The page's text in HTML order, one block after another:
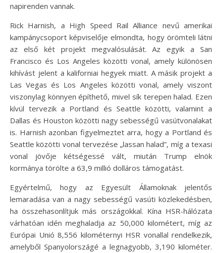
napirenden vannak.
Rick Harnish, a High Speed Rail Alliance nevű amerikai
kampánycsoport képviselője elmondta, hogy örömteli látni
az első két projekt megvalósulását. Az egyik a San
Francisco és Los Angeles közötti vonal, amely különösen
kihívást jelent a kaliforniai hegyek miatt. A másik projekt a
Las Vegas és Los Angeles közötti vonal, amely viszont
viszonylag könnyen építhető, mivel sík terepen halad. Ezen
kívül tervezik a Portland és Seattle közötti, valamint a
Dallas és Houston közötti nagy sebességű vasútvonalakat
is. Harnish azonban figyelmeztet arra, hogy a Portland és
Seattle közötti vonal tervezése „lassan halad”, míg a texasi
vonal jövője kétségessé vált, miután Trump elnök
kormánya törölte a 63,9 millió dolláros támogatást.
Egyértelmű, hogy az Egyesült Államoknak jelentős
lemaradása van a nagy sebességű vasúti közlekedésben,
ha összehasonlítjuk más országokkal. Kína HSR-hálózata
várhatóan idén meghaladja az 50,000 kilométert, míg az
Európai Unió 8,556 kilométernyi HSR vonallal rendelkezik,
amelyből Spanyolországé a legnagyobb, 3,190 kilométer.